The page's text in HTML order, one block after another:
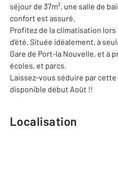
séjour de 37m², une salle de
confort est assuré.
Profitez de la climatisation
d'été. Située idéalement, à
Gare de Port-la Nouvelle, et à
écoles, et parcs.
Laissez-vous séduire par
disponible début Août !!
Localisation